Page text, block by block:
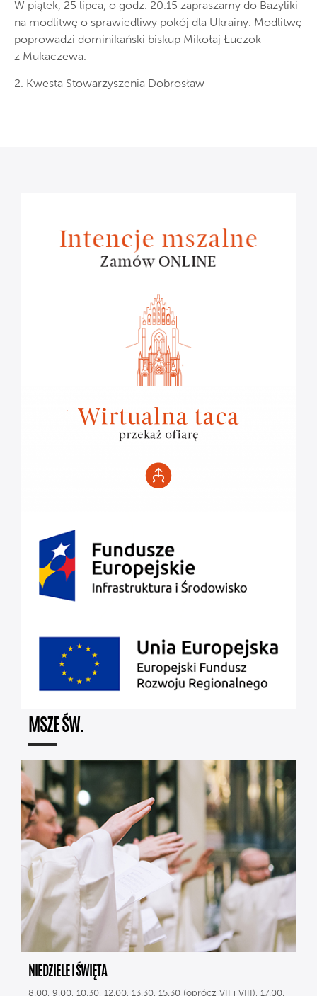
W piątek, 25 lipca, o godz. 20.15 zapraszamy do Bazyliki
na modlitwę o sprawiedliwy pokój dla Ukrainy. Modlitwę
poprowadzi dominikański biskup Mikołaj Łuczok
z Mukaczewa.
2. Kwesta Stowarzyszenia Dobrosław
MSZE ŚW.
NIEDZIELE I ŚWIĘTA
8.00, 9.00, 10.30, 12.00, 13.30, 15.30 (oprócz VII i VIII), 17.00,